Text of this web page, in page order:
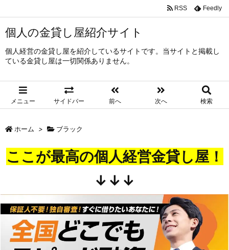
個人の金貸し屋紹介サイト
個人経営の金貸し屋を紹介しているサイトです。当サイトと掲載し
ている金貸し屋は一切関係ありません。
メニュー サイドバー 前へ 次へ 検索
RSS Feedly
ホーム > ブラック
ここが最高の個人経営金貸し屋！
↓↓↓